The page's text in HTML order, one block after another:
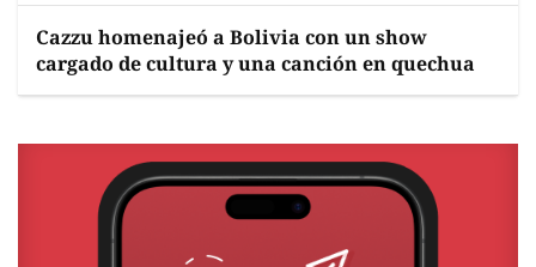
Cazzu homenajeó a Bolivia con un show
cargado de cultura y una canción en quechua